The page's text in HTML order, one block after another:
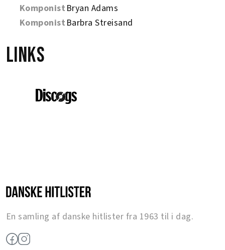
Komponist Bryan Adams
Komponist Barbra Streisand
Links
En samling af danske hitlister fra 1963 til i dag.